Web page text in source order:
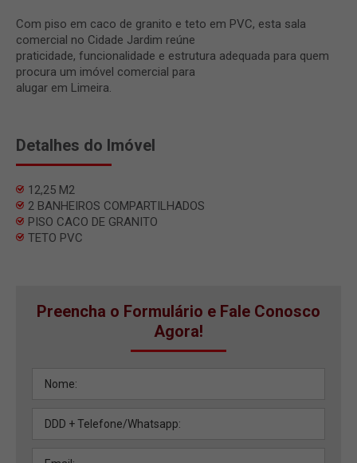
Com piso em caco de granito e teto em PVC, esta sala
comercial no Cidade Jardim reúne
praticidade, funcionalidade e estrutura adequada para quem
procura um imóvel comercial para
alugar em Limeira.
Detalhes do Imóvel
12,25 M2
2 BANHEIROS COMPARTILHADOS
PISO CACO DE GRANITO
TETO PVC
Preencha o Formulário e Fale Conosco
Agora!